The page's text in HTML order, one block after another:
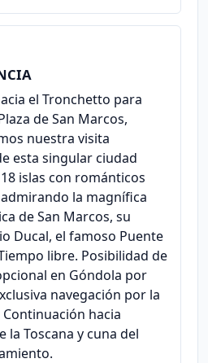
el Tronchetto para
de San Marcos,
nuestra visita
esta singular ciudad
islas con románticos
la magnífica
de San Marcos, su
Ducal, el famoso Puente
libre. Posibilidad de
en Góndola por
navegación por la
hacia
la Toscana y cuna del